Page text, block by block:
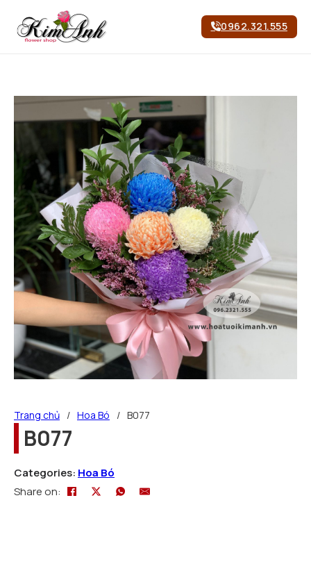
0962.321.555
Trang chủ / Hoa Bó / B077
B077
Categories: Hoa Bó
Share on: